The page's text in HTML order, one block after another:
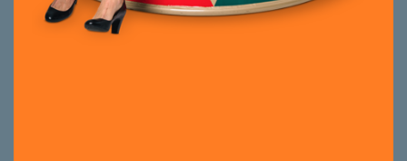
einem Humor – so was von trocken!